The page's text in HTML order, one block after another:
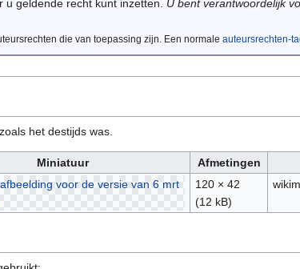
geldende recht kunt inzetten. U bent verantwoordelijk
die van toepassing zijn. Een normale auteursrechten-
het destijds was.
Miniatuur Afmetingen
120 × 42
(12 kB)